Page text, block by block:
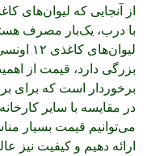
با درب، یک‌بار مصرف
لیوان‌های
بزرگی دارد، قیمت از
برخوردار است که برای
در مقایسه با سایر
می‌توانیم قیمت بسیار
ارائه دهیم و کیفیت نیز